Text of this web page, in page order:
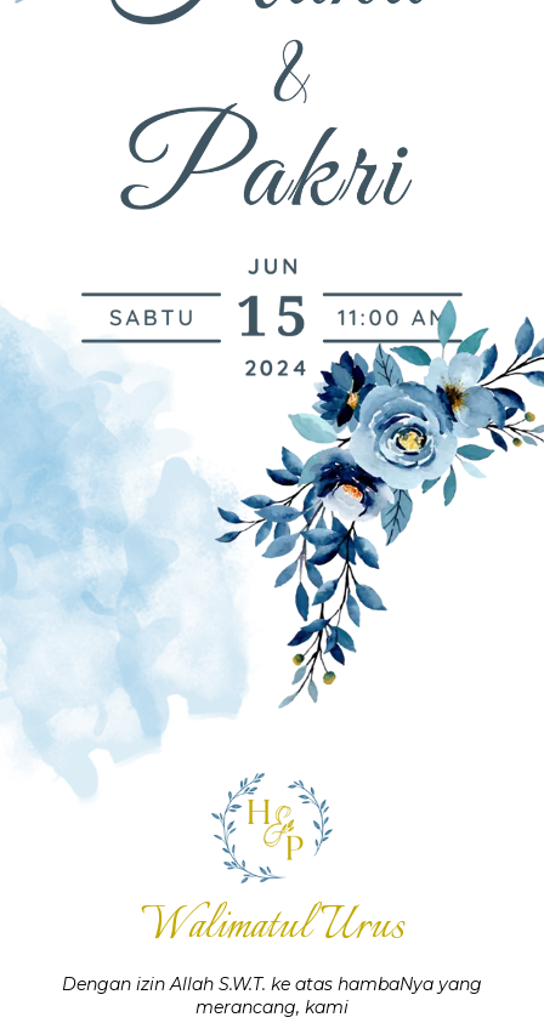
Scroll down
Walimatul Urus
Dengan izin Allah S.W.T. ke atas hambaNya yang
merancang, kami